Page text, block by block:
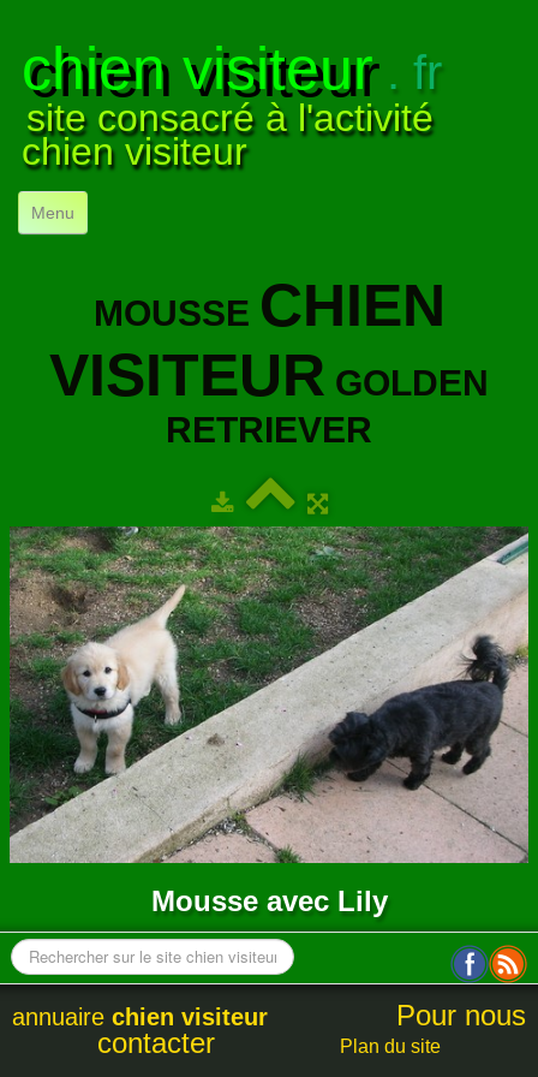
chien visiteur. fr
site consacré à l'activité
chien visiteur
Menu
NOS VISITES ▼
NOTRE ACTIVITÉ▼
ANNUAIRE
CONTACT
MOUSSE CHIEN
VISITEUR GOLDEN
RETRIEVER
Mousse avec Lily
annuaire chien visiteur
Pour nous
contacter
Plan du site